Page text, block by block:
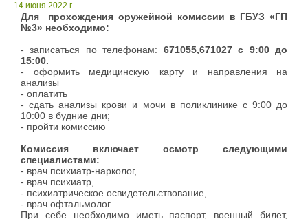
14 июня 2022 г.
Для прохождения оружейной комиссии в ГБУЗ «ГП
№3» необходимо:
- записаться по телефонам: 671055,671027 с 9:00 до
15:00.
- оформить медицинскую карту и направления на
анализы
- оплатить
- сдать анализы крови и мочи в поликлинике с 9:00 до
10:00 в будние дни;
- пройти комиссию
Комиссия включает осмотр следующими
специалистами:
- врач психиатр-нарколог,
- врач психиатр,
- психиатрическое освидетельствование,
- врач офтальмолог.
При себе необходимо иметь паспорт, военный билет,